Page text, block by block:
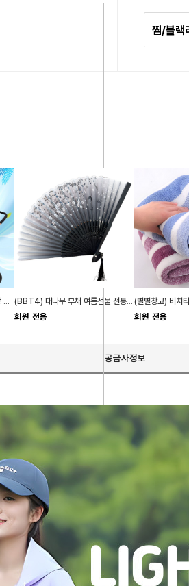
찜/블랙
(별별창고)G 휴대용 유모차 모기장 매쉬 커버 덮개 (BBT4) 대나무 부채 여름선물 전통부채 손부채
회원 전용 회원 전용
공급사정보